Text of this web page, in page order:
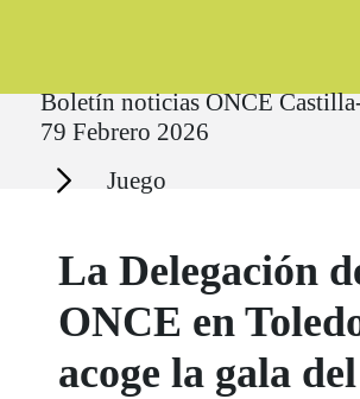
Boletín noticias ONCE
79 Febrero 2026
Secciones Juego
La Delegación
ONCE en
acoge la gala del